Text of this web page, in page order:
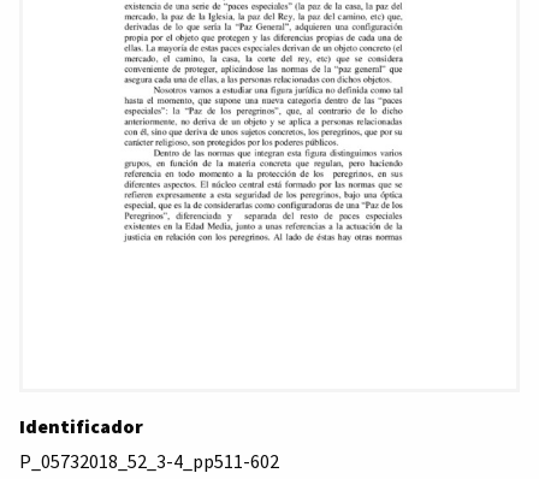
Identificador
P_05732018_52_3-4_pp511-602